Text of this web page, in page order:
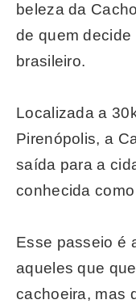
beleza da
de quem
brasileiro.
Localizada a
Pirenópolis, a
saída para a
conhecida
Esse passeio é
aqueles que
cachoeira, mas